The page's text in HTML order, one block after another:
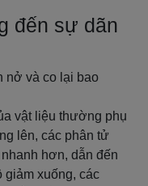
đến sự dãn
nở và co lại bao
vật liệu thường phụ
lên, các phân tử
hơn, dẫn đến
xuống, các